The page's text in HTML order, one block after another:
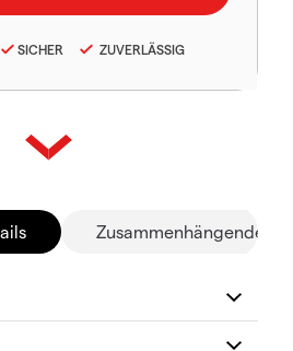
SICHER ZUVERLÄSSIG
Zusammenhängende